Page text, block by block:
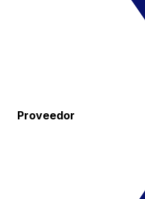
Proveedor